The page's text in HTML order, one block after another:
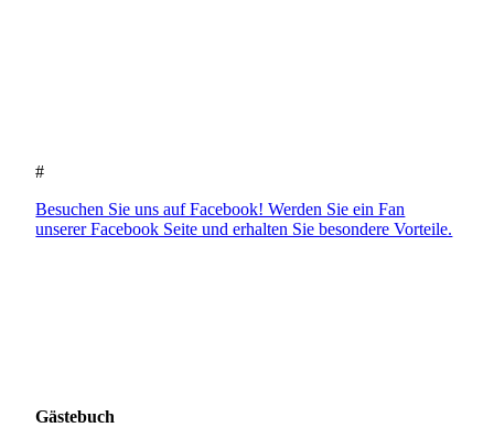
#
Besuchen Sie uns auf Facebook! Werden Sie ein Fan
unserer Facebook Seite und erhalten Sie besondere Vorteile.
Gästebuch